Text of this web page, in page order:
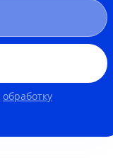
обработку